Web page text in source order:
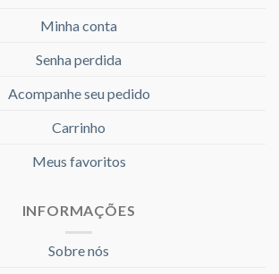
Minha conta
Senha perdida
Acompanhe seu pedido
Carrinho
Meus favoritos
INFORMAÇÕES
Sobre nós